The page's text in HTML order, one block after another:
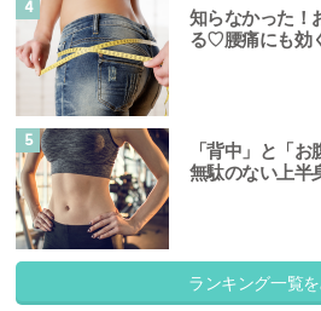
4
知らなかった！
る♡腰痛にも効
5
「背中」と「
無駄のない上半
ランキング一覧